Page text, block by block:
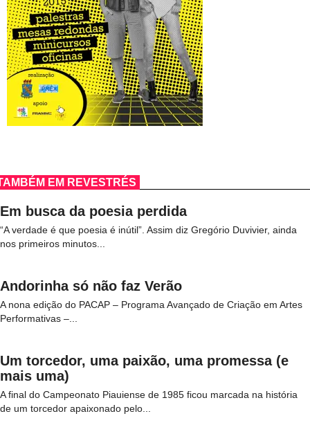
EM REVESTRÉS
Em busca da poesia perdida
“A verdade é que poesia é inútil”. Assim diz Gregório Duvivier, ainda
nos primeiros minutos...
Andorinha só não faz Verão
A nona edição do PACAP – Programa Avançado de Criação em Artes
Performativas –...
Um torcedor, uma paixão, uma promessa (e
mais uma)
A final do Campeonato Piauiense de 1985 ficou marcada na história
de um torcedor apaixonado pelo...